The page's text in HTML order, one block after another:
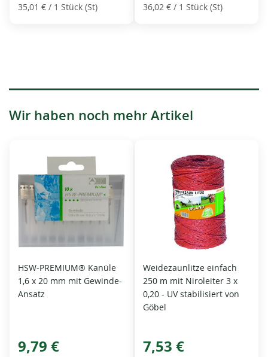
35,01 € / 1 Stück (St) 36,02 € / 1 Stück (St)
Wir haben noch mehr Artikel
HSW-PREMIUM® Kanüle
1,6 x 20 mm mit Gewinde-
Ansatz
9,79 €
Weidezaunlitze einfach
250 m mit Niroleiter 3 x
0,20 - UV stabilisiert von
Göbel
7,53 €